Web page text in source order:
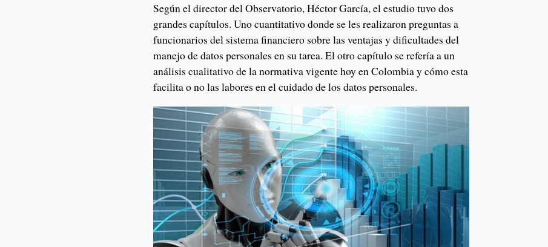
Según el director del Observatorio, Héctor García, el estudio tuvo dos
grandes capítulos. Uno cuantitativo donde se les realizaron preguntas a
funcionarios del sistema financiero sobre las ventajas y dificultades del
manejo de datos personales en su tarea. El otro capítulo se refería a un
análisis cualitativo de la normativa vigente hoy en Colombia y cómo esta
facilita o no las labores en el cuidado de los datos personales.